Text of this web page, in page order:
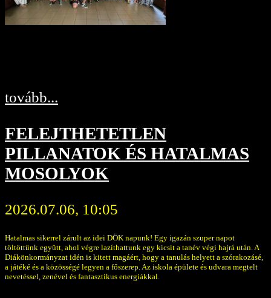
tovább...
FELEJTHETETLEN
PILLANATOK ÉS HATALMAS
MOSOLYOK
2026.07.06, 10:05
Hatalmas sikerrel zárult az idei DÖK napunk! Egy igazán szuper napot
töltöttünk együtt, ahol végre lazíthattunk egy kicsit a tanév végi hajrá után. A
Diákönkormányzat idén is kitett magáért, hogy a tanulás helyett a szórakozásé,
a játéké és a közösségé legyen a főszerep. Az iskola épülete és udvara megtelt
nevetéssel, zenével és fantasztikus energiákkal.